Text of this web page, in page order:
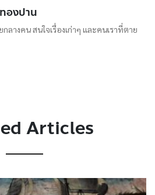
องปาน
ลางคน สนใจเรื่องเก่าๆ และคนเราที่ตาย
Articles